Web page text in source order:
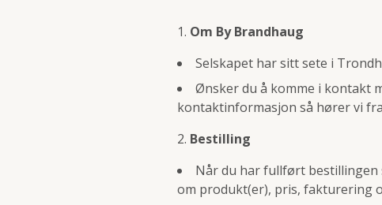
Om By Brandhaug
Selskapet har sitt sete i
Ønsker du å komme i kontakt
kontaktinformasjon så hører vi
Bestilling
Når du har fullført bestillingen
om produkt(er), pris, fakturering